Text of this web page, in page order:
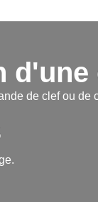
de clef ou